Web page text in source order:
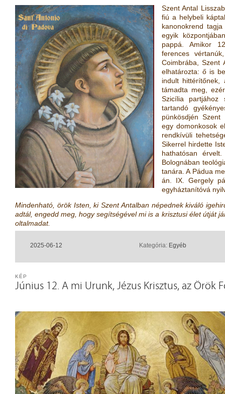
Szent Antal
fiú a helybeli
kanonokrend
egyik
pappá. Amikor
ferences
Coimbrába, Szent
elhatározta: ő is
indult hittérítőnek,
támadta meg,
Szicília partjához
tartandó
pünkösdjén
egy domonkosok
rendkívüli
Sikerrel hirdette
hathatósan
Bolognában
tanára. A Pádua
án. IX. Gergely
egyháztanítóvá
Mindenható, örök Isten, ki Szent Antalban népednek kiváló
adtál, engedd meg, hogy segítségével mi is a krisztusi élet útját
oltalmadat.
2025-06-12 Kategória: Egyéb
Június 12. A mi Urunk, Jézus Krisztus, az Örök
KÉP